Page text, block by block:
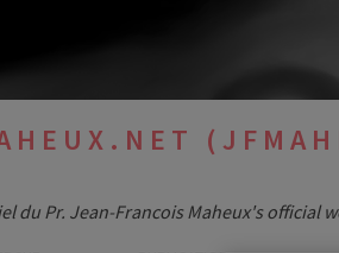
du Pr. Jean-Francois Maheux's official